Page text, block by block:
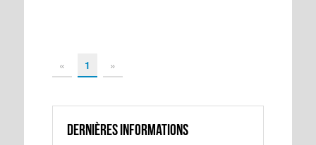
« 1 »
Dernières informations